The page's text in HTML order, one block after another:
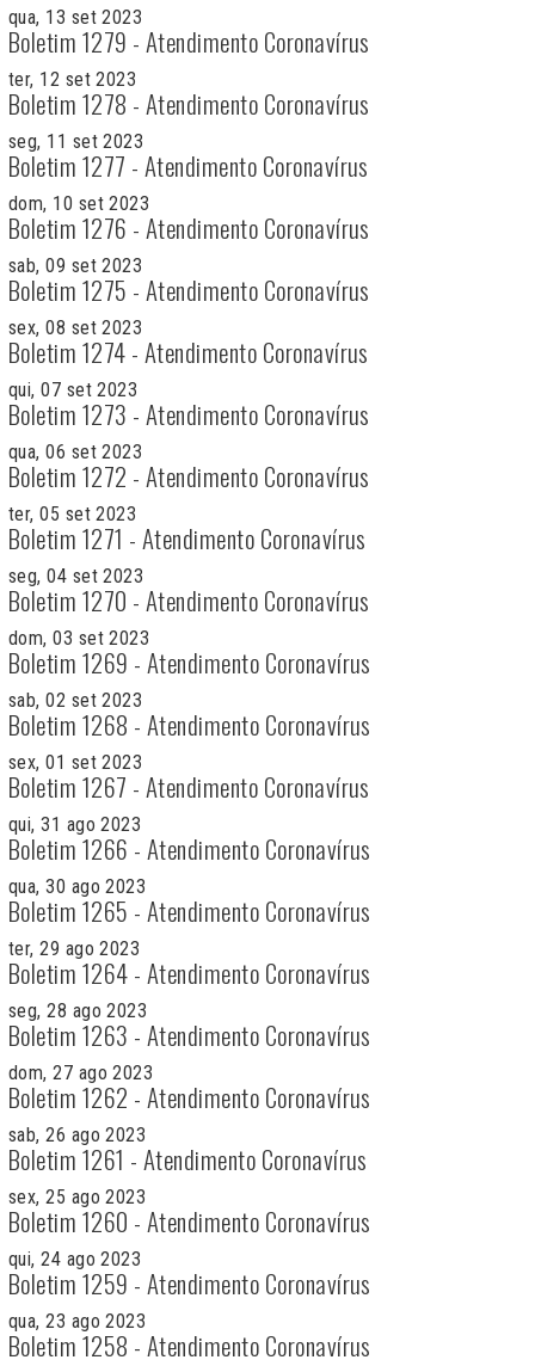
qua, 13 set 2023
Boletim 1279 - Atendimento Coronavírus
ter, 12 set 2023
Boletim 1278 - Atendimento Coronavírus
seg, 11 set 2023
Boletim 1277 - Atendimento Coronavírus
dom, 10 set 2023
Boletim 1276 - Atendimento Coronavírus
sab, 09 set 2023
Boletim 1275 - Atendimento Coronavírus
sex, 08 set 2023
Boletim 1274 - Atendimento Coronavírus
qui, 07 set 2023
Boletim 1273 - Atendimento Coronavírus
qua, 06 set 2023
Boletim 1272 - Atendimento Coronavírus
ter, 05 set 2023
Boletim 1271 - Atendimento Coronavírus
seg, 04 set 2023
Boletim 1270 - Atendimento Coronavírus
dom, 03 set 2023
Boletim 1269 - Atendimento Coronavírus
sab, 02 set 2023
Boletim 1268 - Atendimento Coronavírus
sex, 01 set 2023
Boletim 1267 - Atendimento Coronavírus
qui, 31 ago 2023
Boletim 1266 - Atendimento Coronavírus
qua, 30 ago 2023
Boletim 1265 - Atendimento Coronavírus
ter, 29 ago 2023
Boletim 1264 - Atendimento Coronavírus
seg, 28 ago 2023
Boletim 1263 - Atendimento Coronavírus
dom, 27 ago 2023
Boletim 1262 - Atendimento Coronavírus
sab, 26 ago 2023
Boletim 1261 - Atendimento Coronavírus
sex, 25 ago 2023
Boletim 1260 - Atendimento Coronavírus
qui, 24 ago 2023
Boletim 1259 - Atendimento Coronavírus
qua, 23 ago 2023
Boletim 1258 - Atendimento Coronavírus